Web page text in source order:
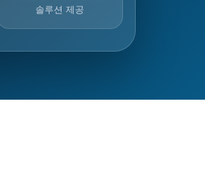
솔루션 제공